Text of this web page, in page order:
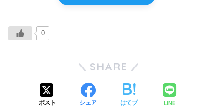
0
SHARE
ポスト シェア はてブ LINE